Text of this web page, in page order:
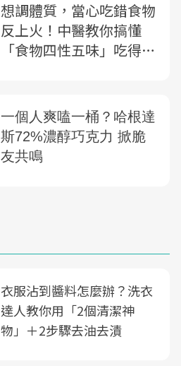
想調體質，當心吃錯食物
反上火！中醫教你搞懂
「食物四性五味」吃得更
衣服沾到醬料怎麼辦？洗衣
達人教你用「2個清潔神
物」＋2步驟去油去漬